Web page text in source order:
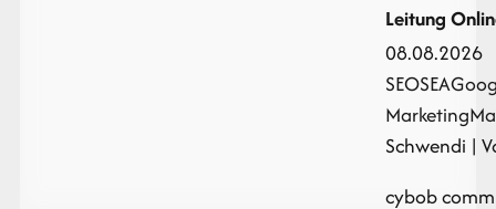
Leitung
08.08.2026
SEOSEA
Marketing
Schwendi |
cybob